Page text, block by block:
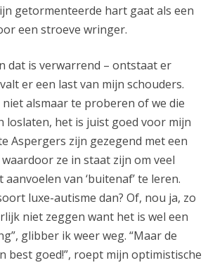
getormenteerde hart gaat als een
een stroeve wringer.
dat is verwarrend – ontstaat er
er een last van mijn schouders.
alsmaar te proberen of we die
het is juist goed voor mijn
Aspergers zijn gezegend met een
ze in staat zijn om veel
van ‘buitenaf’ te leren.
luxe-autisme dan? Of, nou ja, zo
niet zeggen want het is wel een
glibber ik weer weg. “Maar de
best goed!”, roept mijn optimistische